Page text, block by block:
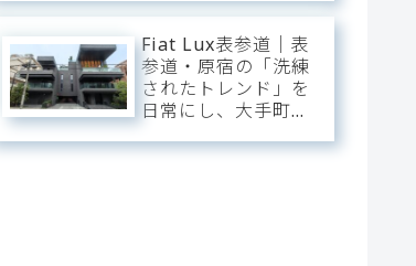
し、江東の「豊かな
潤い」に憩う。真夏
の光が躍動する次世
代のスマート・ベー
ス。
Fiat Lux表参道｜表
参道・原宿の「洗練
されたトレンド」を
日常にし、大手町・
クト。神宮前の邸宅